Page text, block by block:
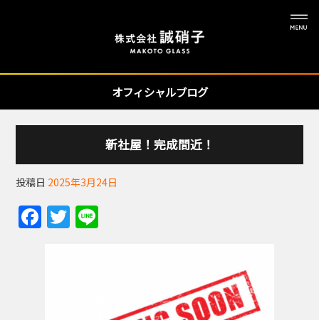
オフィシャルブログ
新社屋！完成間近！
投稿日 2025年3月24日
F
a
T
w n